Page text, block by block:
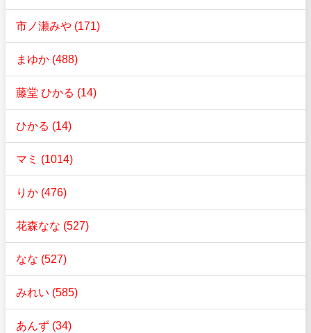
市ノ瀬みや (171)
まゆか (488)
藤堂 ひかる (14)
ひかる (14)
マミ (1014)
りか (476)
花森なな (527)
なな (527)
みれい (585)
あんず (34)